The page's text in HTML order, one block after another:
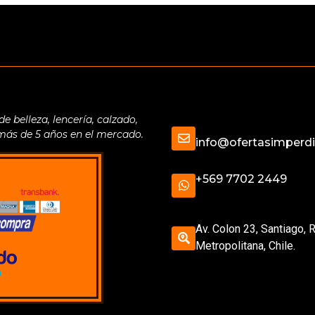
belleza, lencería, calzado,
de 5 años en el mercado.
+569 7702 2449
Av. Colon 23, Santiago,
Metropolitana, Chile.